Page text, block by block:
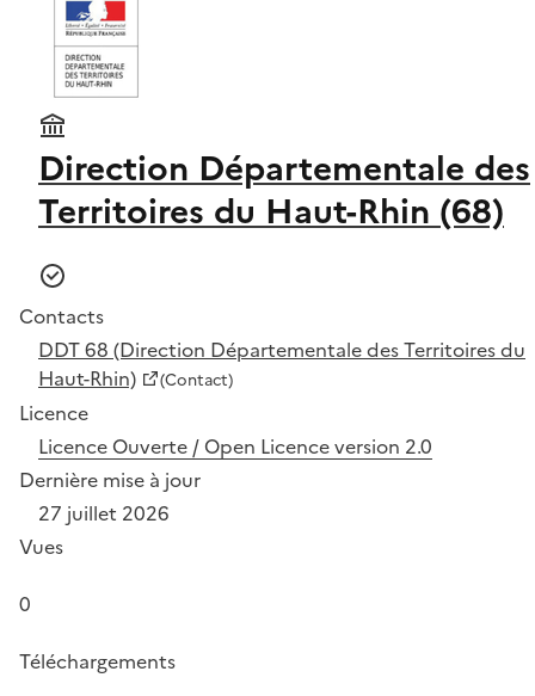
Direction Départementale des
Territoires du Haut-Rhin (68)
Contacts
DDT 68 (Direction Départementale des Territoires du
Haut-Rhin)
(Contact)
Licence
Licence Ouverte / Open Licence version 2.0
Dernière mise à jour
27 juillet 2026
Vues
0
Téléchargements